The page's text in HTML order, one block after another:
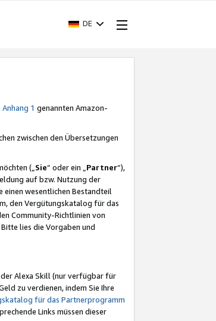
DE
Anhang 1 genannten Amazon-
zwischen den Übersetzungen
(„Sie“ oder ein „Partner“),
auf bzw. Nutzung der
einen wesentlichen Bestandteil
den Vergütungskatalog für das
Community-Richtlinien von
lies die Vorgaben und
Alexa Skill (nur verfügbar für
zu verdienen, indem Sie Ihre
für das Partnerprogramm
Links müssen dieser